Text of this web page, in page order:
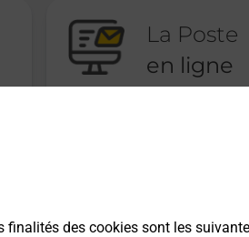
des cookies sont les
La Poste
en ligne